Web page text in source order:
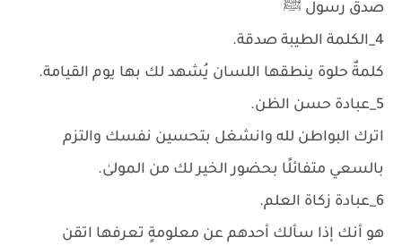
صدق رسول ﷺ
4_الكلمة الطيبة صدقة.
كلمةٌ حلوة ينطقها اللسان يُشهد لك بها يوم القيامة.
5_عبادة حسن الظن.
اترك البواطن لله وانشغل بتحسين نفسك والتزم
بالسعي متفائلًا بحضور الخير لك من المولىٰ.
6_عبادة زكاة العلم.
هو أنك إذا سألك أحدهم عن معلومةٍ تعرفها اتقن